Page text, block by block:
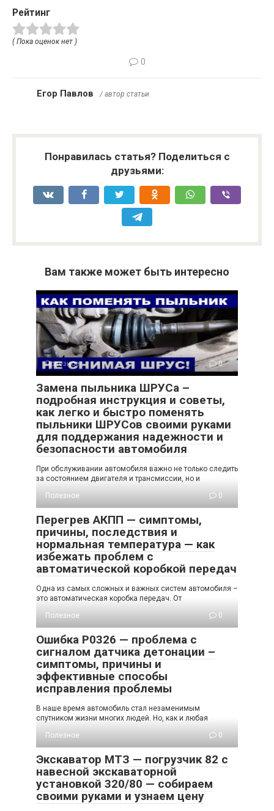
Рейтинг
( Пока оценок нет )
0
Егор Павлов / автор статьи
Понравилась статья? Поделиться с
друзьями:
Вам также может быть интересно
Полезное 0
Замена пыльника ШРУСа –
подробная инструкция и советы,
как легко и быстро поменять
пыльники ШРУСов своими руками
для поддержания надежности и
безопасности автомобиля
При обслуживании автомобиля важно не только следить
за состоянием двигателя и трансмиссии, но и
Полезное
0
Перегрев АКПП — симптомы,
причины, последствия и
нормальная температура — как
избежать проблем с
автоматической коробкой передач
Одна из самых сложных и важных систем автомобиля –
это автоматическая коробка передач. От
Полезное
0
Ошибка P0326 — проблема с
сигналом датчика детонации –
симптомы, причины и
эффективные способы
исправления проблемы
В наше время автомобиль стал незаменимым
спутником жизни многих людей. Но, как и любая
Полезное
0
Экскаватор МТЗ — погрузчик 82 с
навесной экскаваторной
установкой 320/80 — собираем
своими руками и узнаем цену